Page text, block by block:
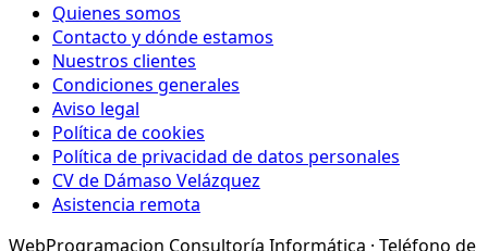
Quienes somos
Contacto y dónde estamos
Nuestros clientes
Condiciones generales
Aviso legal
Política de cookies
Política de privacidad de datos personales
CV de Dámaso Velázquez
Asistencia remota
WebProgramacion Consultoría Informática · Teléfono de